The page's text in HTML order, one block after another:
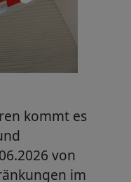
kommt es
von
im